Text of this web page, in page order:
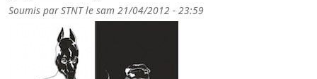
Soumis parSTNTle sam 21/04/2012 - 23:59